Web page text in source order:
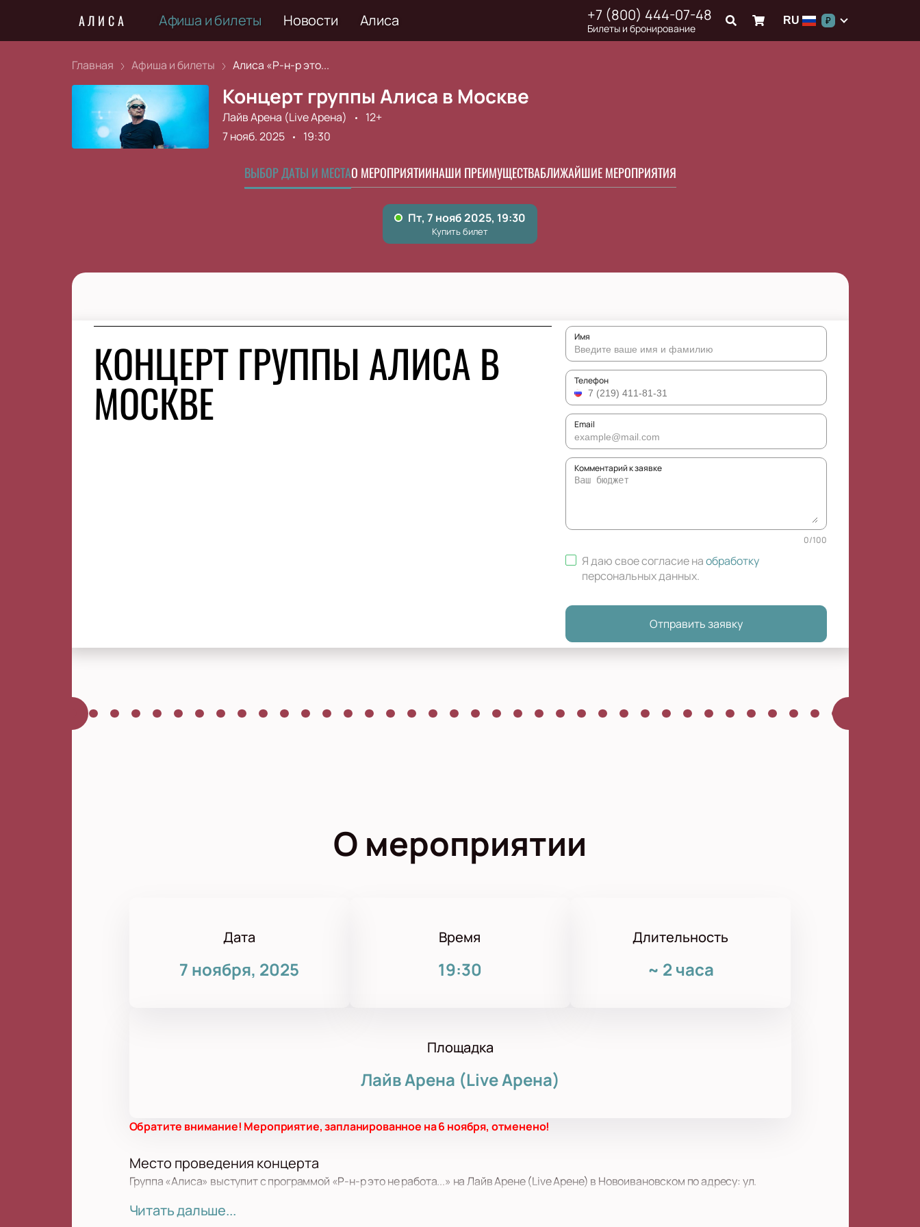
АЛИСА Афиша и билеты Новости Алиса +7 (800) 444-07-48
Билеты и бронирование
RU ₽
Главная Афиша и билеты Алиса «Р-н-р это...
Концерт группы Алиса в Москве
Лайв Арена (Live Арена)
12+
7 нояб. 2025
19:30
ВЫБОР ДАТЫ И МЕСТАО МЕРОПРИЯТИИНАШИ ПРЕИМУЩЕСТВАБЛИЖАЙШИЕ МЕРОПРИЯТИЯ
КОНЦЕРТ ГРУППЫ АЛИСА В
МОСКВЕ
Имя
Телефон
Email
Комментарий к заявке
0/100
Я даю свое согласие наобработку
персональных данных.
Отправить заявку
О мероприятии
Дата
7 ноября, 2025
Время
19:30
Длительность
~ 2 часа
Площадка
Лайв Арена (Live Арена)
Обратите внимание! Мероприятие, запланированное на 6 ноября, отменено!
Место проведения концерта
Группа «Алиса» выступит с программой «Р-н-р это не работа...» на Лайв Арене (Live Арене) в Новоивановском по адресу: ул.
больших музыкальных событий.
Читать дальше...